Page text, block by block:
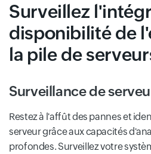
Surveillez
disponibilité de
la pile de
Surveillance de
Restez à l'affût des pannes et
serveur grâce aux capacités
profondes. Surveillez votre